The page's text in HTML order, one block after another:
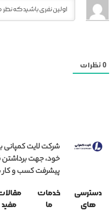
0 نظرات
شرکت لایت کمپانی
خود، جهت
پیشرفت کسب و
دسترسی
های
خدمات
ما
مفید